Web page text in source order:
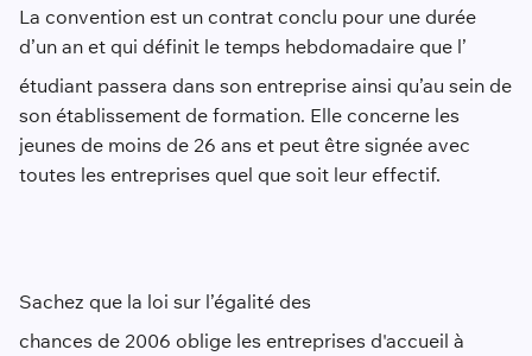
La convention est un contrat conclu pour une durée
d’un an et qui définit le temps hebdomadaire que l’
étudiant passera dans son entreprise ainsi qu’au sein de
son établissement de formation. Elle concerne les
jeunes de moins de 26 ans et peut être signée avec
toutes les entreprises quel que soit leur effectif.
Sachez que la loi sur l’égalité des
chances de 2006 oblige les entreprises d'accueil à